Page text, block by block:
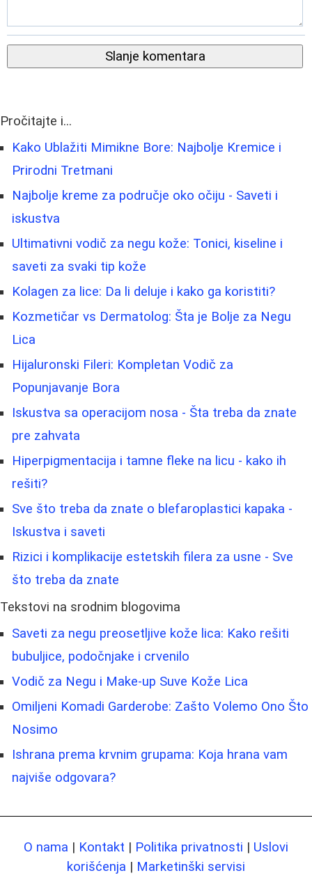
Slanje komentara
Pročitajte i...
Kako Ublažiti Mimikne Bore: Najbolje Kremice i
Prirodni Tretmani
Najbolje kreme za područje oko očiju - Saveti i
iskustva
Ultimativni vodič za negu kože: Tonici, kiseline i
saveti za svaki tip kože
Kolagen za lice: Da li deluje i kako ga koristiti?
Kozmetičar vs Dermatolog: Šta je Bolje za Negu
Lica
Hijaluronski Fileri: Kompletan Vodič za
Popunjavanje Bora
Iskustva sa operacijom nosa - Šta treba da znate
pre zahvata
Hiperpigmentacija i tamne fleke na licu - kako ih
rešiti?
Sve što treba da znate o blefaroplastici kapaka -
Iskustva i saveti
Rizici i komplikacije estetskih filera za usne - Sve
što treba da znate
Tekstovi na srodnim blogovima
Saveti za negu preosetljive kože lica: Kako rešiti
bubuljice, podočnjake i crvenilo
Vodič za Negu i Make-up Suve Kože Lica
Omiljeni Komadi Garderobe: Zašto Volemo Ono Što
Nosimo
Ishrana prema krvnim grupama: Koja hrana vam
najviše odgovara?
O nama | Kontakt | Politika privatnosti | Uslovi
korišćenja | Marketinški servisi